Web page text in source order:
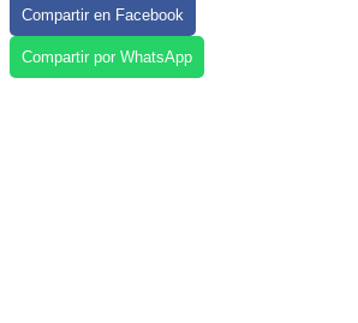
Compartir en Facebook
Compartir por WhatsApp